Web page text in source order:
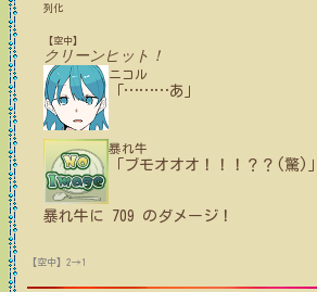
列化
【空中】
クリーンヒット！
ニコル
………あ」
暴れ牛
「ブモオオオ！！！？？(驚)」
暴れ牛 に 709 のダメージ！
【空中】2→1